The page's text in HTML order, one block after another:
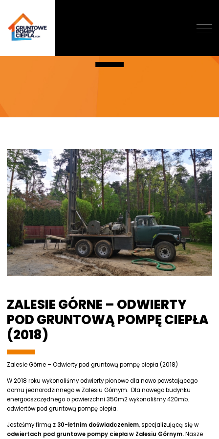
O NAS
DOFINANSOWANIE
WYCENA
BLOG
KONTAKT
ZALESIE GÓRNE – ODWIERTY
POD GRUNTOWĄ POMPĘ CIEPŁA
(2018)
Zalesie Górne – Odwierty pod gruntową pompę ciepła (2018)
W 2018 roku wykonaliśmy odwierty pionowe dla nowo powstającego
domu jednorodzinnego w Zalesiu Górnym. Dla nowego budynku
energooszczędnego o powierzchni 350m2 wykonaliśmy 420mb.
odwiertów pod gruntową pompę ciepła.
Jesteśmy firmą z 30-letnim doświadczeniem, specjalizującą się w
odwiertach pod gruntowe pompy ciepła w Zalesiu Górnym.Nasze